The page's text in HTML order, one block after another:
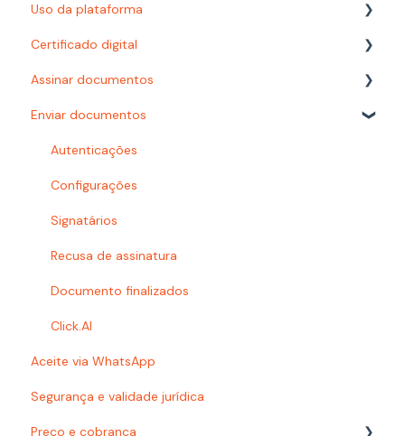
Uso da plataforma
Relatórios
Configurações
Autenticações
Prazos
Busca
Organização e pastas
Baixar documentos
Acesso à plataforma
Problemas com e-mails
Usuários e Permissões
Certificado digital
Carimbo do tempo
Assinar documentos
Como assinar?
Certificado digital
Documentoscopia
Enviar documentos
Autenticações
Configurações
Signatários
Recusa de assinatura
Documento finalizados
Click.AI
Aceite via WhatsApp
Segurança e validade jurídica
Preço e cobrança